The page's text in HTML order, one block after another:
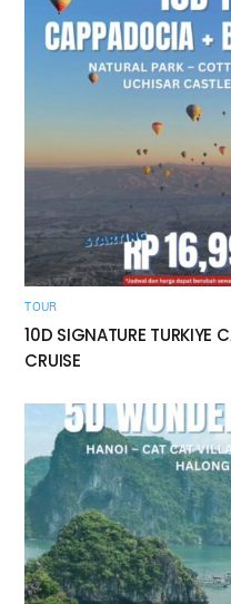
TOUR
10D SIGNATURE TURKIYE
CRUISE